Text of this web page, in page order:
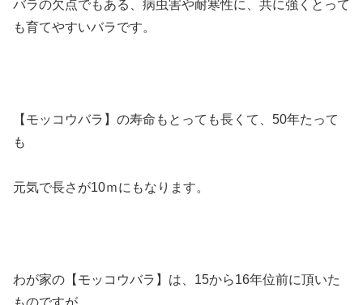
バラの欠点でもある、病虫害や耐寒性に、共に強くとって
も育てやすいバラです。
【モッコウバラ】の寿命もとっても長くて、50年たって
も
元気で長さが10ｍにもなります。
わが家の【モッコウバラ】は、15から16年位前に頂いた
ものですが